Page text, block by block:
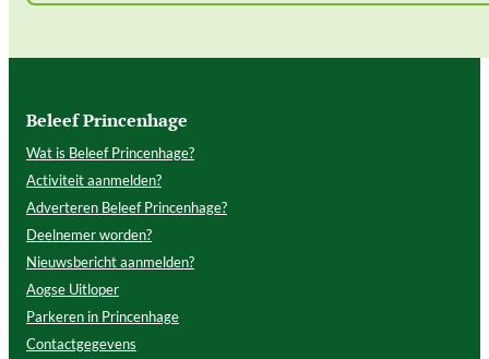
Beleef Princenhage
Wat is Beleef Princenhage?
Activiteit aanmelden?
Adverteren Beleef Princenhage?
Deelnemer worden?
Nieuwsbericht aanmelden?
Aogse Uitloper
Parkeren in Princenhage
Contactgegevens